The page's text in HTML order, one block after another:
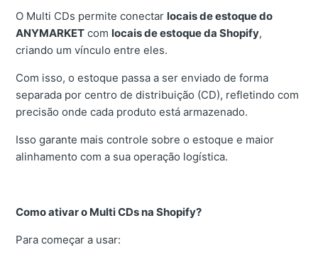
O Multi CDs permite conectar locais de estoque do
ANYMARKET com locais de estoque da Shopify,
criando um vínculo entre eles.
Com isso, o estoque passa a ser enviado de forma
separada por centro de distribuição (CD), refletindo com
precisão onde cada produto está armazenado.
Isso garante mais controle sobre o estoque e maior
alinhamento com a sua operação logística.
Como ativar o Multi CDs na Shopify?
Para começar a usar: